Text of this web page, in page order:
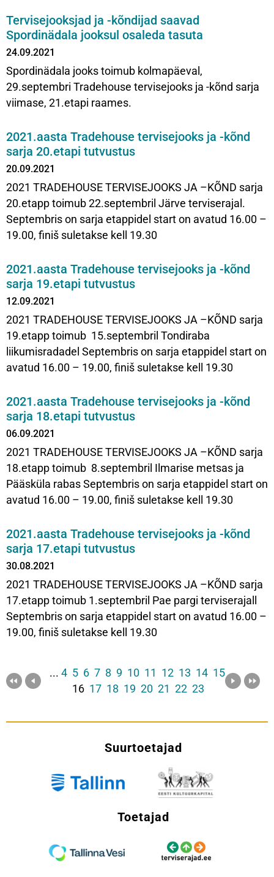
Tervisejooksjad ja -kõndijad saavad
Spordinädala jooksul osaleda tasuta
24.09.2021
Spordinädala jooks toimub kolmapäeval,
29.septembri Tradehouse tervisejooks ja -kõnd sarja
viimase, 21.etapi raames.
2021.aasta Tradehouse tervisejooks ja -kõnd
sarja 20.etapi tutvustus
20.09.2021
2021 TRADEHOUSE TERVISEJOOKS JA –KÕND sarja
20.etapp toimub 22.septembril Järve terviserajal.
Septembris on sarja etappidel start on avatud 16.00 –
19.00, finiš suletakse kell 19.30
2021.aasta Tradehouse tervisejooks ja -kõnd
sarja 19.etapi tutvustus
12.09.2021
2021 TRADEHOUSE TERVISEJOOKS JA –KÕND sarja
19.etapp toimub 15.septembril Tondiraba
liikumisradadel Septembris on sarja etappidel start on
avatud 16.00 – 19.00, finiš suletakse kell 19.30
2021.aasta Tradehouse tervisejooks ja -kõnd
sarja 18.etapi tutvustus
06.09.2021
2021 TRADEHOUSE TERVISEJOOKS JA –KÕND sarja
18.etapp toimub 8.septembril Ilmarise metsas ja
Pääsküla rabas Septembris on sarja etappidel start on
avatud 16.00 – 19.00, finiš suletakse kell 19.30
2021.aasta Tradehouse tervisejooks ja -kõnd
sarja 17.etapi tutvustus
30.08.2021
2021 TRADEHOUSE TERVISEJOOKS JA –KÕND sarja
17.etapp toimub 1.septembril Pae pargi terviserajall
Septembris on sarja etappidel start on avatud 16.00 –
19.00, finiš suletakse kell 19.30
... 4 5 6 7 8 9 10 11 12 13 14 15
16 17 18 19 20 21 22 23
Suurtoetajad
Toetajad